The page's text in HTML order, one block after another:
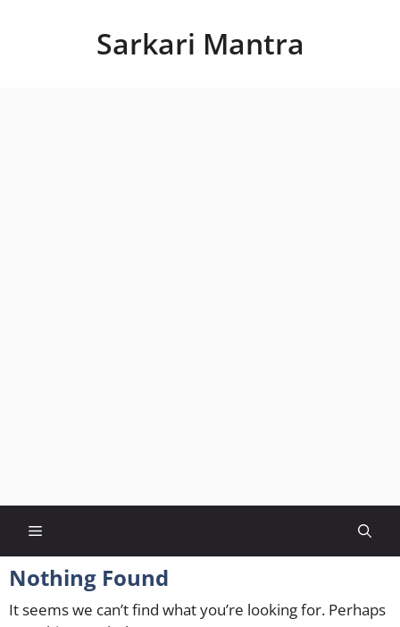
Sarkari Mantra
Menu
Nothing Found
It seems we can’t find what you’re looking for. Perhaps